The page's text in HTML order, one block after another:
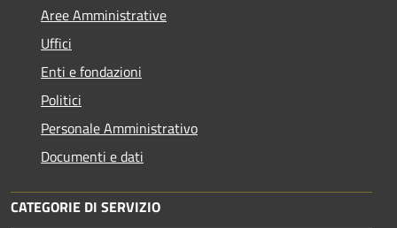
Aree Amministrative
Uffici
Enti e fondazioni
Politici
Personale Amministrativo
Documenti e dati
CATEGORIE DI SERVIZIO